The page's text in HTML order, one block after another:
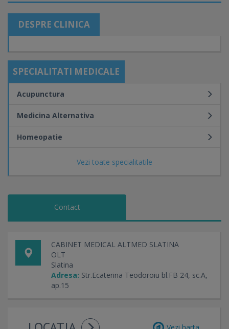
DESPRE CLINICA
SPECIALITATI MEDICALE
Vezi toate specialitatile
Acupunctura
Medicina Alternativa
Homeopatie
Contact
CABINET MEDICAL ALTMED SLATINA
OLT
Slatina
Adresa: Str.Ecaterina Teodoroiu bl.FB 24, sc.A,
ap.15